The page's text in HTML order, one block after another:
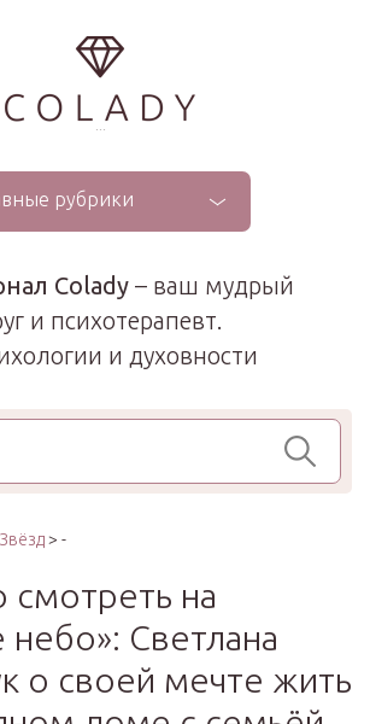
...
рубрики
Colady – ваш мудрый
и психотерапевт.
и духовности
сайту
> -
на
Светлана
о своей мечте жить